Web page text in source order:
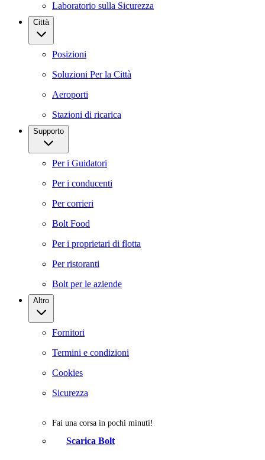
Laboratorio sulla Sicurezza
Città
Posizioni
Soluzioni Per la Città
Aeroporti
Stazioni di ricarica
Supporto
Per i Guidatori
Per i conducenti
Per corrieri
Bolt Food
Per i proprietari di flotta
Per ristoranti
Bolt per le aziende
Altro
Fornitori
Termini e condizioni
Cookies
Sicurezza
Fai una corsa in pochi minuti!
Scarica Bolt